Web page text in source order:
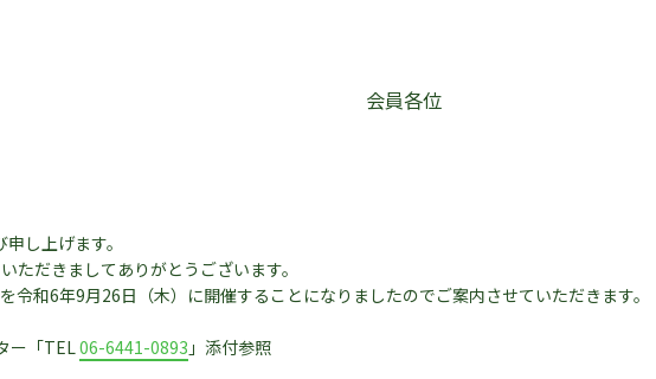
会員各位
し上げます。
ただきましてありがとうございます。
令和6年9月26日（木）に開催することになりましたのでご案内させていただきます。
ー「TEL06-6441-0893 」添付参照